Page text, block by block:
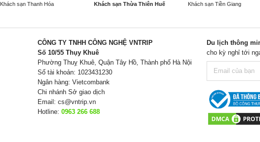
Khách sạn Thanh Hóa Khách sạn Thừa Thiên Huế Khách sạn Tiền Giang
CÔNG TY TNHH CÔNG NGHỆ VNTRIP
Số 10/55 Thụy Khuê
Phường Thuỵ Khuê, Quận Tây Hồ, Thành phố Hà Nội
Số tài khoản: 1023431230
Ngân hàng: Vietcombank
Chi nhánh Sở giao dịch
Email: cs@vntrip.vn
Hotline: 0963 266 688
Du lịch thông
cho kỳ nghỉ tới